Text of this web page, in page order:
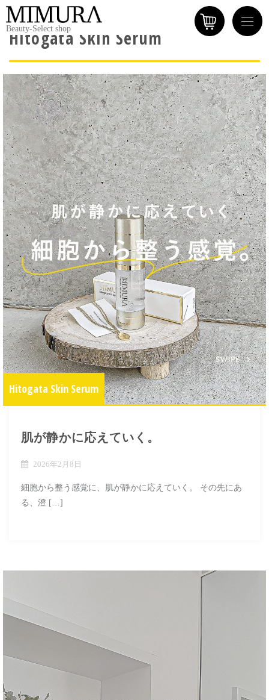
Beauty-Select shop
Hitogata Skin Serum
Hitogata Skin Serum
肌が静かに応えていく。
2026年2月8日
細胞から整う感覚に、肌が静かに応えていく。 その先にあ
る、澄 […]